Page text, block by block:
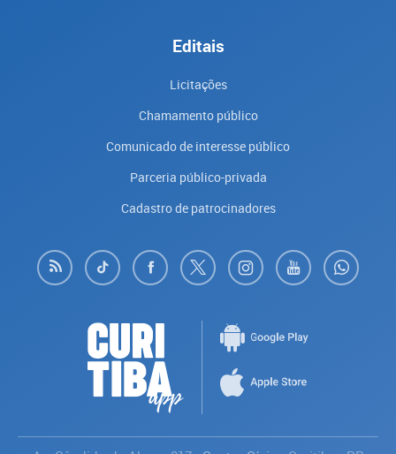
Editais
Licitações
Chamamento público
Comunicado de interesse público
Parceria público-privada
Cadastro de patrocinadores